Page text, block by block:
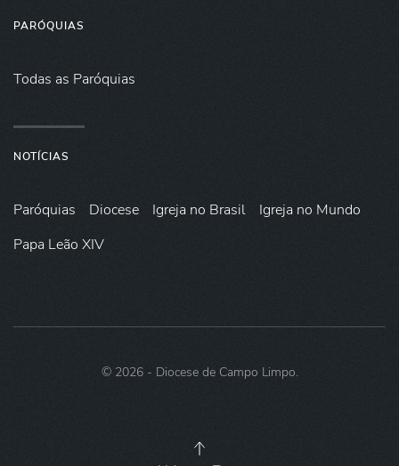
PARÓQUIAS
Todas as Paróquias
NOTÍCIAS
Paróquias Diocese Igreja no Brasil
Igreja no Mundo
Papa Leão XIV
© 2026- Diocese de Campo Limpo.